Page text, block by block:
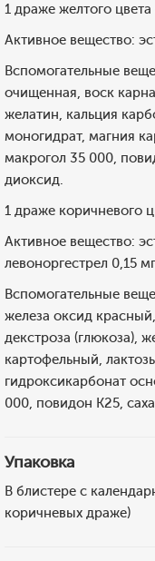
1 драже желтого
Активное вещество:
Вспомогательные
очищенная, воск
желатин, кальция
моногидрат, магния
макрогол 35 000,
диоксид.
1 драже коричневого
Активное вещество:
левоноргестрел 0,15
Вспомогательные
железа оксид
декстроза (глюкоза),
картофельный,
гидроксикарбонат
000, повидон К25,
Упаковка
В блистере с
коричневых драже)